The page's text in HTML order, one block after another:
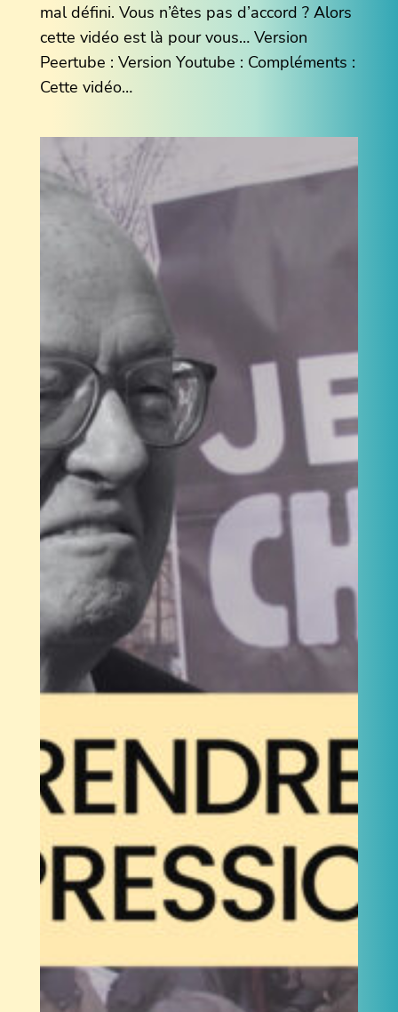
mal défini. Vous n’êtes pas d’accord ? Alors
cette vidéo est là pour vous… Version
Peertube : Version Youtube : Compléments :
Cette vidéo…